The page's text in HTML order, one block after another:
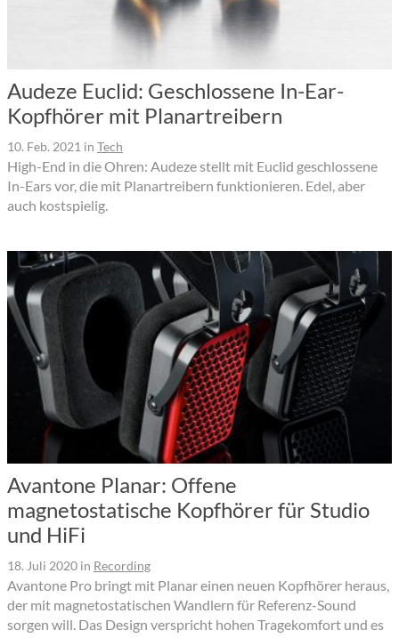
Audeze Euclid: Geschlossene In-Ear-
Kopfhörer mit Planartreibern
10. Feb. 2021 in Tech
High-End in die Ohren: Audeze stellt mit Euclid geschlossene
In-Ears vor, die mit Planartreibern funktionieren. Edel, aber
auch kostspielig.
Avantone Planar: Offene
magnetostatische Kopfhörer für Studio
und HiFi
18. Juli 2020 in Recording
Avantone Pro bringt mit Planar einen neuen Kopfhörer heraus,
der mit magnetostatischen Wandlern für Referenz-Sound
sorgen will. Das Design verspricht hohen Tragekomfort und es